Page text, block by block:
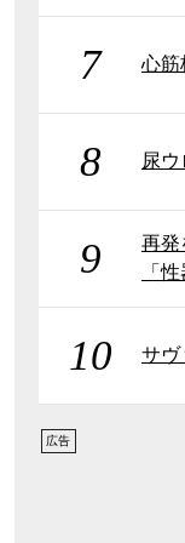
7 心筋
8 尿
9
再発
「
10 サヴ
広告